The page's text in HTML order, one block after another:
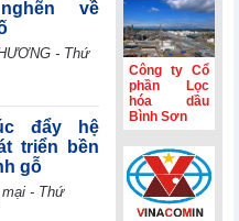
Phiên họp
phủ
kỳ tháng
tỷ USD,
28,1%
Đầu tư công
tốc, CC1
rộng quy mô
về
- Thứ
đẩy hệ
triển bền
gỗ
- Thứ
Công ty Cổ
phần Lọc
hóa dầu
Bình Sơn